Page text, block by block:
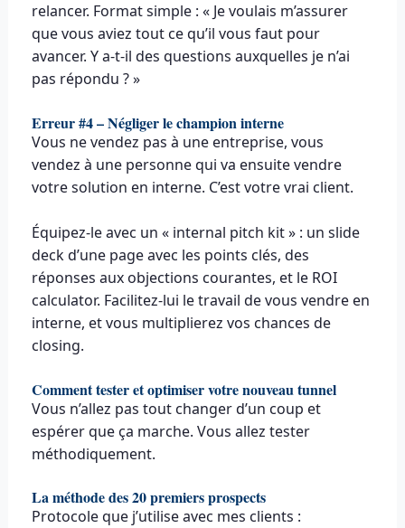
relancer. Format simple : « Je voulais m’assurer
que vous aviez tout ce qu’il vous faut pour
avancer. Y a-t-il des questions auxquelles je n’ai
pas répondu ? »
Erreur #4 – Négliger le champion interne
Vous ne vendez pas à une entreprise, vous
vendez à une personne qui va ensuite vendre
votre solution en interne. C’est votre vrai client.
Équipez-le avec un « internal pitch kit » : un slide
deck d’une page avec les points clés, des
réponses aux objections courantes, et le ROI
calculator. Facilitez-lui le travail de vous vendre en
interne, et vous multiplierez vos chances de
closing.
Comment tester et optimiser votre nouveau tunnel
Vous n’allez pas tout changer d’un coup et
espérer que ça marche. Vous allez tester
méthodiquement.
La méthode des 20 premiers prospects
Protocole que j’utilise avec mes clients :